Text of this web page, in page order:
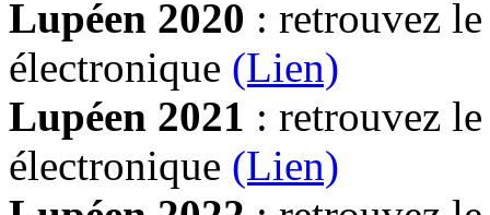
Lupéen 2020 : retrouvez
électronique (Lien)
Lupéen 2021 : retrouvez
électronique (Lien)